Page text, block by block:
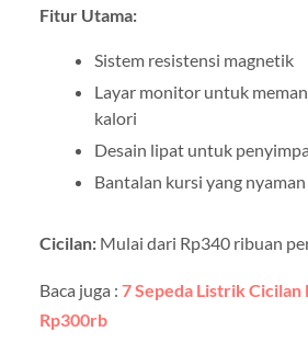
Fitur Utama:
Sistem resistensi magnetik
Layar monitor untuk
kalori
Desain lipat untuk
Bantalan kursi yang nyaman
Cicilan:Mulai dari Rp340 ribuan
Baca juga : 7 Sepeda Listrik
Rp300rb